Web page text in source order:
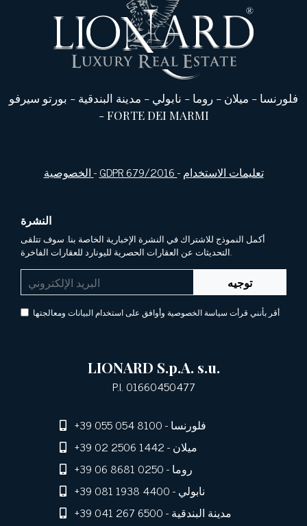
فلورنسا - ميلان - روما - نابولي - مدينة البندقية - بورتو سيرفو
-FORTE DEI MARMI
-GDPR 679/2016-تعليمات الاستخدام
النشرة
أكمل النموذج للاشتراك في النشرة الإخبارية الخاصة بنا. سوف تتلقى
التحديثات عن العقارات الحصرية لليونارد للعقارات الفاخرة.
توجيه
أقر بأنني قرأت سياسة الخصوصية وأوافق على استخدام البيانات ومعالجتها
LIONARD S.p.A. s.u.
P.I. 01660450477
+39 055 054 8100 - فلورنسا
+39 02 2506 1442 - ميلان
+39 06 8681 0250 - روما
+39 081 1938 4400 - نابولي
+39 041 267 6500 - مدينة البندقية